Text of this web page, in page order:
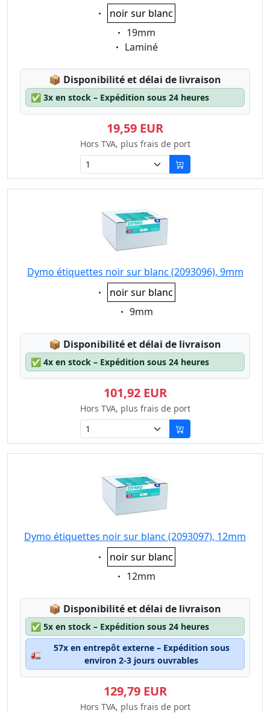
Eigenschaft:
noir sur blanc
Eigenschaft:
19mm
Eigenschaft:
Laminé
📦 Lagerstatus:
Disponibilité et délai de livraison
✅ 3x en stock – Expédition sous 24 heures
19,59 EUR
Hors TVA, plus frais de port
Dymo étiquettes noir sur blanc (2093096), 9mm
Eigenschaft:
noir sur blanc
Eigenschaft:
9mm
📦 Lagerstatus:
Disponibilité et délai de livraison
✅ 4x en stock – Expédition sous 24 heures
101,92 EUR
Hors TVA, plus frais de port
Dymo étiquettes noir sur blanc (2093097), 12mm
Eigenschaft:
noir sur blanc
Eigenschaft:
12mm
📦 Lagerstatus:
Disponibilité et délai de livraison
✅ 5x en stock – Expédition sous 24 heures
🚛
57x en entrepôt externe – Expédition sous
environ 2-3 jours ouvrables
129,79 EUR
Hors TVA, plus frais de port